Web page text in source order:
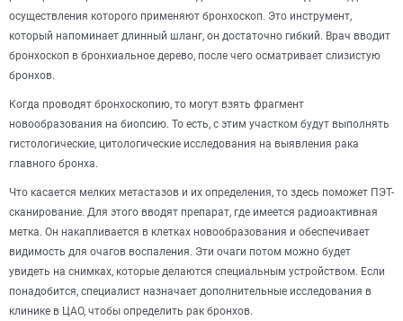
осуществления которого применяют бронхоскоп. Это инструмент,
который напоминает длинный шланг, он достаточно гибкий. Врач вводит
бронхоскоп в бронхиальное дерево, после чего осматривает слизистую
бронхов.
Когда проводят бронхоскопию, то могут взять фрагмент
новообразования на биопсию. То есть, с этим участком будут выполнять
гистологические, цитологические исследования на выявления рака
главного бронха.
Что касается мелких метастазов и их определения, то здесь поможет ПЭТ-
сканирование. Для этого вводят препарат, где имеется радиоактивная
метка. Он накапливается в клетках новообразования и обеспечивает
видимость для очагов воспаления. Эти очаги потом можно будет
увидеть на снимках, которые делаются специальным устройством. Если
понадобится, специалист назначает дополнительные исследования в
клинике в ЦАО, чтобы определить рак бронхов.